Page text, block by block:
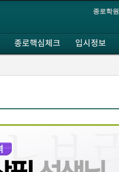
종로학원
종로핵심체크 입시정보